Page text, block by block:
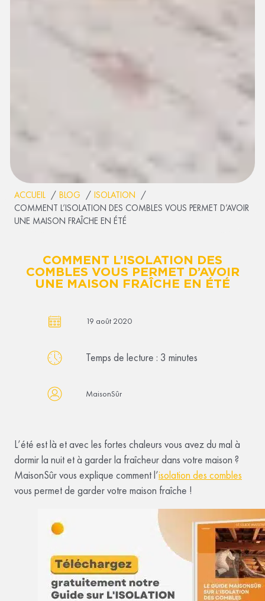
ACCUEIL BLOG
ISOLATION
COMMENT L’ISOLATION DES COMBLES VOUS PERMET D’AVOIR
UNE MAISON FRAÎCHE EN ÉTÉ
COMMENT L’ISOLATION DES
COMBLES VOUS PERMET D’AVOIR
UNE MAISON FRAÎCHE EN ÉTÉ
19 août 2020
Temps de lecture : 3 minutes
MaisonSûr
L’été est là et avec les fortes chaleurs vous avez du mal à
dormir la nuit et à garder la fraîcheur dans votre maison ?
MaisonSûr vous explique comment l’isolation des combles
vous permet de garder votre maison fraîche !